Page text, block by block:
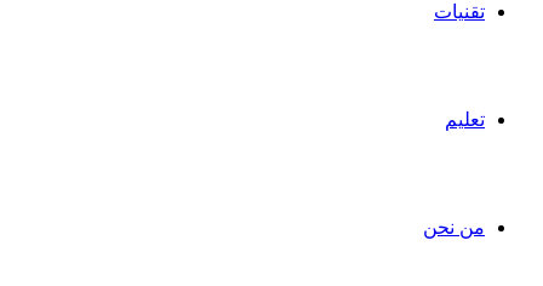
تقنيات
تعليم
من نحن